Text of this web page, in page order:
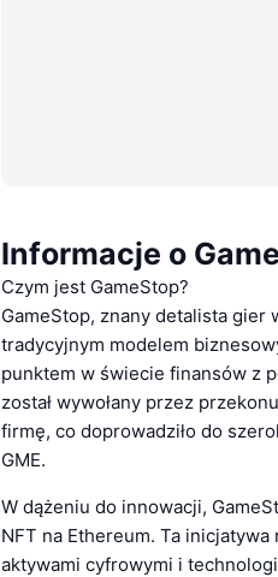
Informacje o
Czym jest GameStop?
GameStop, znany detalista gier
tradycyjnym modelem
punktem w świecie finansów z
został wywołany przez
firmę, co doprowadziło do
GME.
W dążeniu do innowacji,
NFT na Ethereum. Ta
aktywami cyfrowymi i